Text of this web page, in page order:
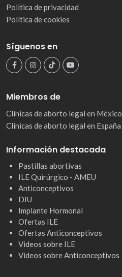
Política de privacidad
Política de cookies
Síguenos en
Miembros de
Clínicas de aborto legal en México
Clínicas de aborto legal en España
Información destacada
Pastillas abortivas
ILE Quirúrgico - AMEU
Anticonceptivos
DIU
Implante Hormonal
Ofertas ILE
Ofertas Anticonceptivos
Videos sobre ILE
Videos sobre Anticonceptivos